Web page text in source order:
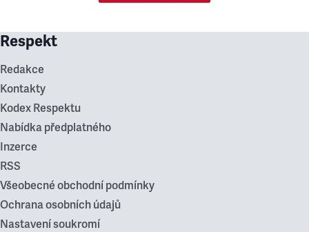
Respekt
Redakce
Kontakty
Kodex Respektu
Nabídka předplatného
Inzerce
RSS
Všeobecné obchodní podmínky
Ochrana osobních údajů
Nastavení soukromí